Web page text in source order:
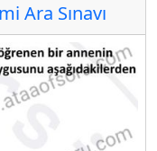
Ara Sınavı